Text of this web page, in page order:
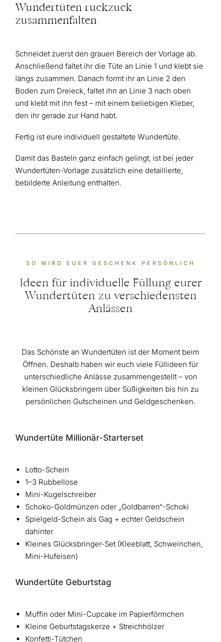
Wundertüten ruckzuck
zusammenfalten
Schneidet zuerst den grauen Bereich der Vorlage ab.
Anschließend faltet ihr die Tüte an Linie 1 und klebt sie
längs zusammen. Danach formt ihr an Linie 2 den
Boden zum Dreieck, faltet ihn an Linie 3 nach oben
und klebt mit ihn fest – mit einem beliebigen Kleber,
den ihr gerade zur Hand habt.
Fertig ist eure individuell gestaltete Wundertüte.
Damit das Basteln ganz einfach gelingt, ist bei jeder
Wundertüten-Vorlage zusätzlich eine detaillierte,
bebilderte Anleitung enthalten.
SO WIRD EUER GESCHENK PERSÖNLICH
Ideen für individuelle Füllung eurer
Wundertüten zu verschiedensten
Anlässen
Das Schönste an Wundertüten ist der Moment beim
Öffnen. Deshalb haben wir euch viele Füllideen für
unterschiedliche Anlässe zusammengestellt – von
kleinen Glücksbringern über Süßigkeiten bis hin zu
persönlichen Gutscheinen und Geldgeschenken.
Wundertüte Millionär-Starterset
Lotto-Schein
1–3 Rubbellose
Mini-Kugelschreiber
Schoko-Goldmünzen oder „Goldbarren“-Schoki
Spielgeld-Schein als Gag + echter Geldschein
dahinter
Kleines Glücksbringer-Set (Kleeblatt, Schweinchen,
Mini-Hufeisen)
Wundertüte Geburtstag
Muffin oder Mini-Cupcake im Papierförmchen
Kleine Geburtstagskerze + Streichhölzer
Konfetti-Tütchen